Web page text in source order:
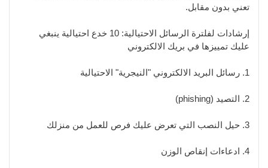
تعني بدون مقابل.
إرشادات لفلترة الرسائل الاحتيالية: 10 خدع احتيالية ينبغي
عليك تمييزها في بريك الالكتروني
1. رسائل البريد الالكتروني "النيجرية" الاحتيالية
2. التصيد (phishing)
3. حيل النصب التي تعرض عليك فرص للعمل من منزلك
4. ادعاءات إنقاص الوزن